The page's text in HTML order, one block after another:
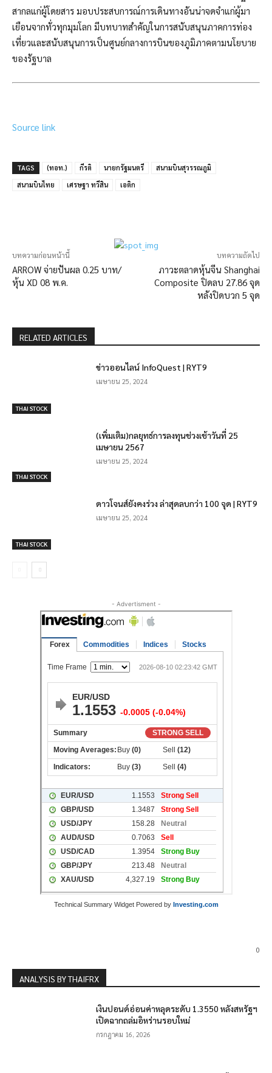
สากลแก่ผู้โดยสาร มอบประสบการณ์การเดินทางอันน่าจดจำแก่ผู้มา
เยือนจากทั่วทุกมุมโลก มีบทบาทสำคัญในการสนับสนุนภาคการท่อง
เที่ยวและสนับสนุนการเป็นศูนย์กลางการบินของภูมิภาคตามนโยบาย
ของรัฐบาล
Source link
TAGS (ทอท.) กีรติ นายกรัฐมนตรี
สนามบินสุวรรณภูมิ
สนามบินไทย
เศรษฐา ทวีสิน เอติก
บทความก่อนหน้านี้
ARROW จ่ายปันผล 0.25 บาท/
หุ้น XD 08 พ.ค.
บทความถัดไป
ภาวะตลาดหุ้นจีน Shanghai
Composite ปิดลบ 27.86 จุด
หลังปิดบวก 5 จุด
RELATED ARTICLES
THAI STOCK
ข่าวออนไลน์ InfoQuest | RYT9
เมษายน 25, 2024
THAI STOCK
(เพิ่มเติม)กลยุทธ์การลงทุนช่วงเช้าวันที่ 25
เมษายน 2567
เมษายน 25, 2024
THAI STOCK
ดาวโจนส์ยังคงร่วง ล่าสุดลบกว่า 100 จุด | RYT9
เมษายน 25, 2024
- Advertisment -
Technical Summary Widget Powered by Investing.com
0
ANALYSIS BY THAIFRX
เงินปอนด์อ่อนค่าหลุดระดับ 1.3550 หลังสหรัฐฯ
เปิดฉากถล่มอิหร่านรอบใหม่
กรกฎาคม 16, 2026